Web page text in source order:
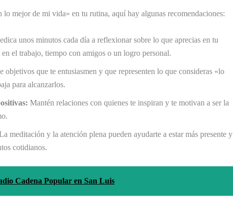
lo mejor de mi vida» en tu rutina, aquí hay algunas recomendaciones:
unos minutos cada día a reflexionar sobre lo que aprecias en tu
el trabajo, tiempo con amigos o un logro personal.
objetivos que te entusiasmen y que representen lo que consideras «lo
para alcanzarlos.
Mantén relaciones con quienes te inspiran y te motivan a ser la
meditación y la atención plena pueden ayudarte a estar más presente y
cotidianos.
Cadena Popular en San Luis